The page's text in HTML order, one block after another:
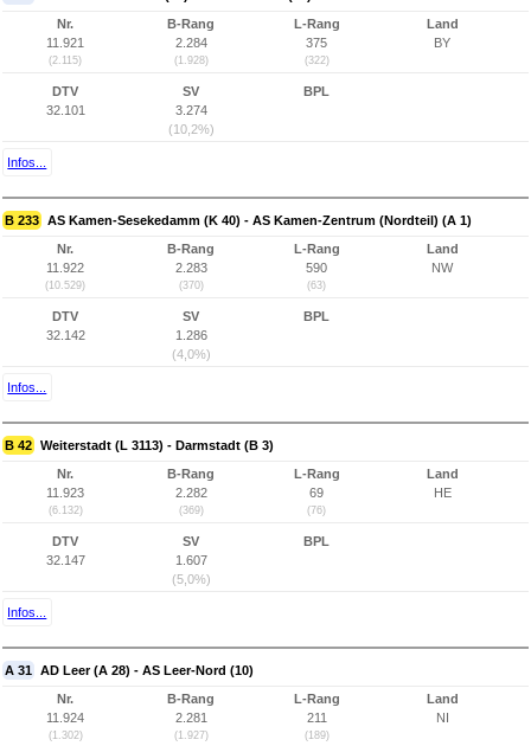
Nr.
11.921
(2.115)
B-Rang
2.284
(1.928)
L-Rang
375
(322)
Land
BY
DTV
32.101
SV
3.274
(10,2%)
BPL
Infos...
B 233 AS Kamen-Sesekedamm (K 40) - AS Kamen-Zentrum (Nordteil) (A 1)
Nr.
11.922
(10.529)
B-Rang
2.283
(370)
L-Rang
590
(63)
Land
NW
DTV
32.142
SV
1.286
(4,0%)
BPL
Infos...
B 42 Weiterstadt (L 3113) - Darmstadt (B 3)
Nr.
11.923
(6.132)
B-Rang
2.282
(369)
L-Rang
69
(76)
Land
HE
DTV
32.147
SV
1.607
(5,0%)
BPL
Infos...
A 31 AD Leer (A 28) - AS Leer-Nord (10)
Nr.
11.924
(1.302)
B-Rang
2.281
(1.927)
L-Rang
211
(189)
Land
NI